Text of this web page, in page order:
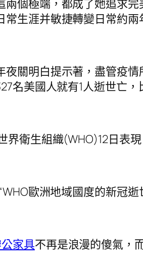
兩個極端，都成了她追求
常生涯并敏捷轉變日常約
夜關明白提示著，盡管疫
名美國人就有1人逝世亡
界衛生組織(WHO)12日表
歐洲地域國度的新冠
家具不再是浪漫的傻氣，